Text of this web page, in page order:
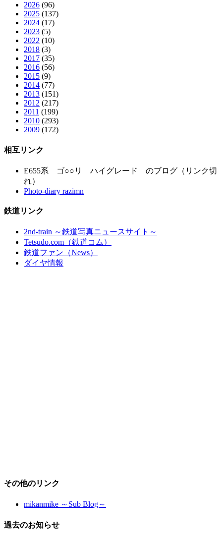
2026 (96)
2025 (137)
2024 (17)
2023 (5)
2022 (10)
2018 (3)
2017 (35)
2016 (56)
2015 (9)
2014 (77)
2013 (151)
2012 (217)
2011 (199)
2010 (293)
2009 (172)
相互リンク
E655系 ゴ○○リ ハイグレード のブログ（リンク切
れ）
Photo-diary razimn
鉄道リンク
2nd-train ～鉄道写真ニュースサイト～
Tetsudo.com（鉄道コム）
鉄道ファン（News）
ダイヤ情報
その他のリンク
mikanmike ～Sub Blog～
過去のお知らせ